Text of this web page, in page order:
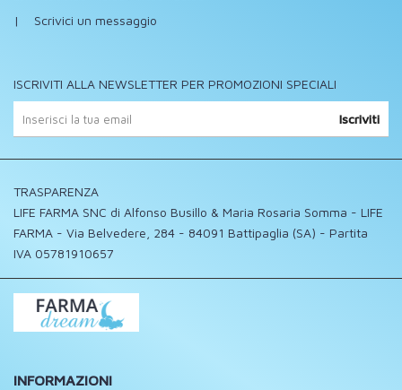
| Scrivici un messaggio
ISCRIVITI ALLA NEWSLETTER PER PROMOZIONI SPECIALI
Iscriviti
TRASPARENZA
LIFE FARMA SNC di Alfonso Busillo & Maria Rosaria Somma - LIFE
FARMA - Via Belvedere, 284 - 84091 Battipaglia (SA) - Partita
IVA 05781910657
INFORMAZIONI